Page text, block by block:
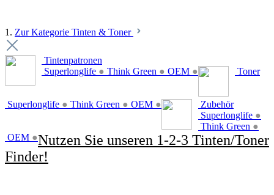
1. Zur Kategorie Tinten & Toner
Tintenpatronen
Superlonglife ● Think Green ● OEM ● Toner
Superlonglife ● Think Green ● OEM ●
Zubehör
Superlonglife ●
Think Green ●
OEM ●Nutzen Sie unseren 1-2-3 Tinten/Toner
Finder!